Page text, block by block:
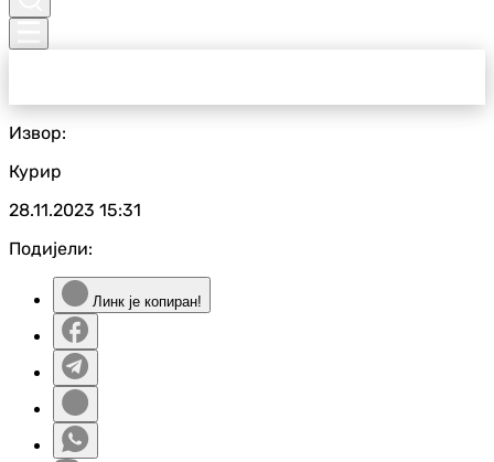
Извор:
Курир
28.11.2023 15:31
Подијели:
Линк је копиран!